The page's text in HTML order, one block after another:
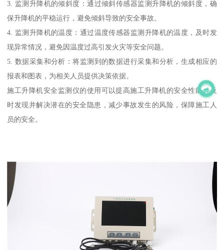
3. 监测升降机的倾斜度：通过倾斜传感器监测升降机的倾斜度，确
保升降机的平稳运行，避免倾斜导致的安全事故。
4. 监测升降机的温度：通过温度传感器监测升降机的温度，及时发
现异常情况，避免因温度过高引发火灾等安全问题。
5. 数据采集和分析：将监测到的数据进行采集和分析，生成相应的
报表和图表，为相关人员提供决策依据。
施工升降机安全监测仪的使用可以提高施工升降机的安全性能，及
时发现并解决潜在的安全隐患，减少事故发生的风险，保障施工人
员的安全。